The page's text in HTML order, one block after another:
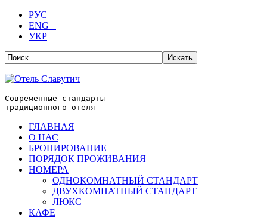
РУС |
ENG |
УКР
Современные стандарты
традиционного отеля
ГЛАВНАЯ
О НАС
БРОНИРОВАНИЕ
ПОРЯДОК ПРОЖИВАНИЯ
НОМЕРА
ОДНОКОМНАТНЫЙ СТАНДАРТ
ДВУХКОМНАТНЫЙ СТАНДАРТ
ЛЮКС
КАФЕ